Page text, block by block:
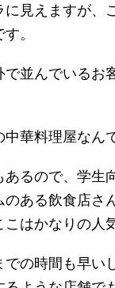
に見えますが、
。
で並んでいるお
華料理屋なん
るので、学生
のある飲食店さ
はかなりの人
での時間も早い